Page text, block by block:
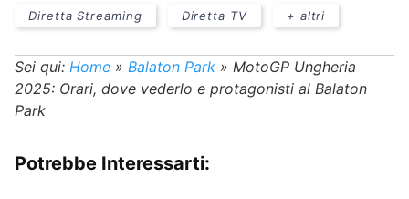
Diretta Streaming Diretta TV + altri
Sei qui: Home » Balaton Park » MotoGP Ungheria
2025: Orari, dove vederlo e protagonisti al Balaton
Park
Potrebbe Interessarti: